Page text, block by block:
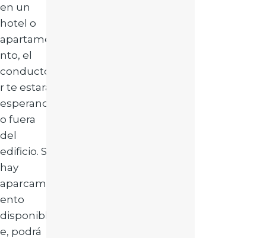
en un
hotel o
apartame
nto, el
conducto
r te estará
esperand
o fuera
del
edificio. Si
hay
aparcami
ento
disponibl
e, podrá